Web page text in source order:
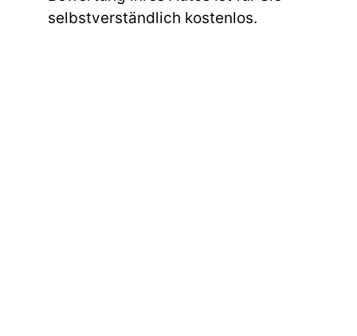
selbstverständlich kostenlos.